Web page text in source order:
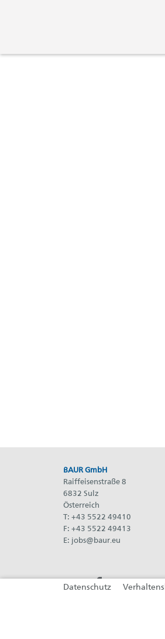
BAUR GmbH
Raiffeisenstraße 8
6832 Sulz
Österreich
T: +43 5522 49410
F: +43 5522 49413
E: jobs@baur.eu
(öffnet in neuem Tab)
(öffnet in(öffnet
Datenschutz